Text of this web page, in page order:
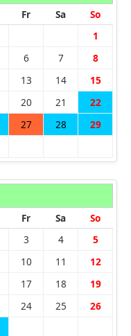
Fr Sa So
1
6 7 8
13 14 15
20 21 22
27 28 29
Fr Sa So
3 4 5
10 11 12
17 18 19
24 25 26